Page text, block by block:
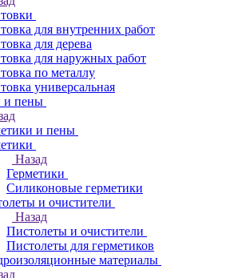
для внутренних работ
для дерева
для наружных работ
по металлу
универсальная
и пены
и пены
Назад
Герметики
Силиконовые герметики
и очистители
Назад
Пистолеты и очистители
Пистолеты для герметиков
материалы